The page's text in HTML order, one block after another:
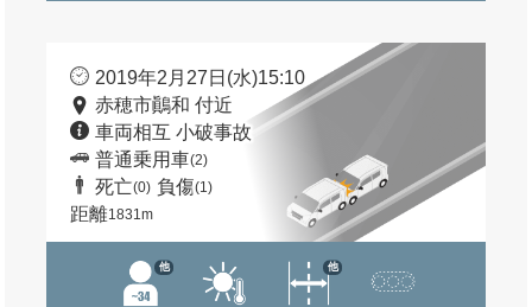
2019年2月27日(水)15:10
赤穂市鷆和 付近
車両相互 小破事故
普通乗用車(2)
死亡(0) 負傷(1)
距離1831m
他 他